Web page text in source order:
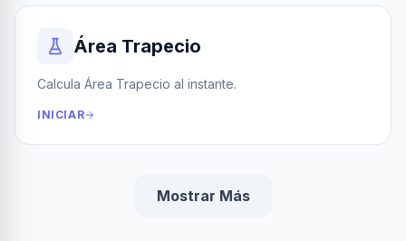
Área Trapecio
Calcula Área Trapecio al instante.
INICIAR
Mostrar Más